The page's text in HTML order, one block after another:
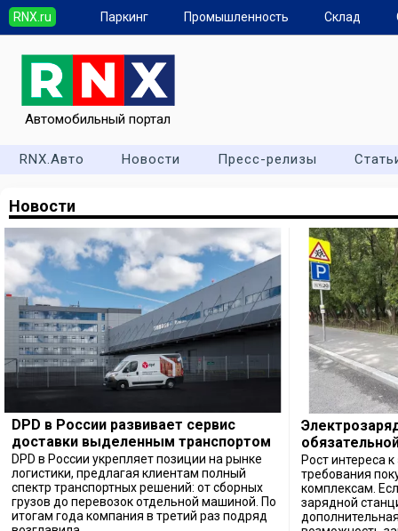
RNX.ru Паркинг Промышленность Склад
Автомобильный портал
RNX.Авто Новости Пресс-релизы
Новости
DPD в России развивает сервис
доставки выделенным транспортом
DPD в России укрепляет позиции на рынке
логистики, предлагая клиентам полный
спектр транспортных решений: от сборных
грузов до перевозок отдельной машиной. По
итогам года компания в третий раз подряд
Рост интереса
требования
комплексам.
зарядной